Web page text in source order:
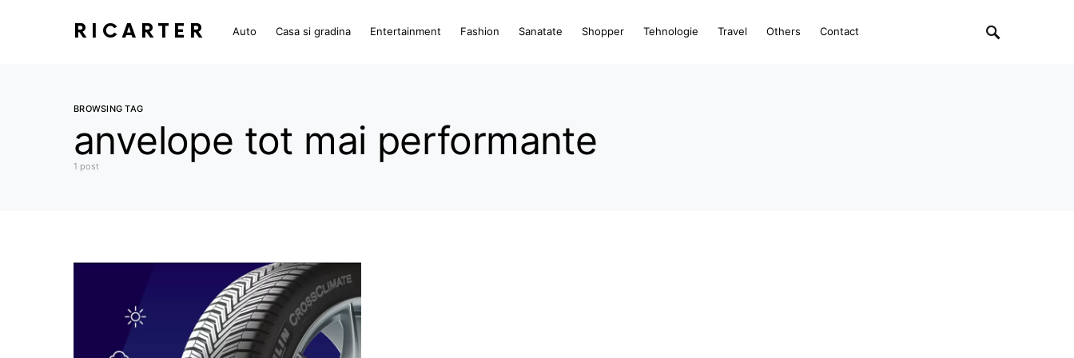
RICARTER Auto Casa si gradina Entertainment Fashion Sanatate Shopper Tehnologie Travel Others Contact
BROWSING TAG
anvelope tot mai performante
1 post